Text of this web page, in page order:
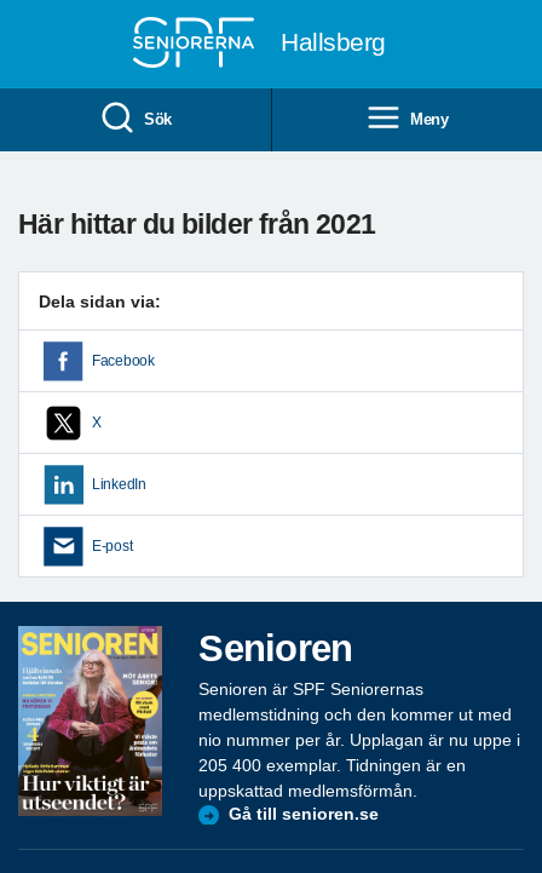
Hallsberg
Sök Meny
Här hittar du bilder från 2021
Dela sidan via:
Facebook
X
LinkedIn
E-post
Senioren
Senioren är SPF Seniorernas
medlemstidning och den kommer ut med
nio nummer per år. Upplagan är nu uppe i
205 400 exemplar. Tidningen är en
uppskattad medlemsförmån.
Gå till senioren.se